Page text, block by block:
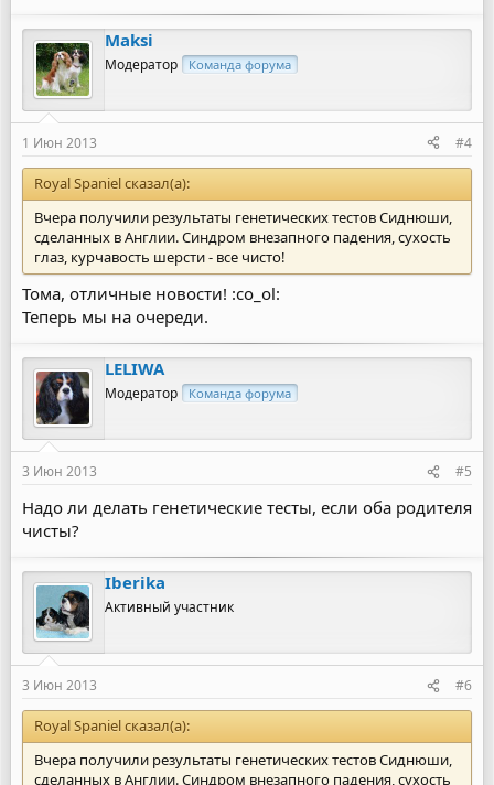
Maksi
Модератор Команда форума
1 Июн 2013 #4
Royal Spaniel сказал(а):
Вчера получили результаты генетических тестов Сиднюши,
сделанных в Англии. Синдром внезапного падения, сухость
глаз, курчавость шерсти - все чисто!
Тома, отличные новости! :co_ol:
Теперь мы на очереди.
LELIWA
Модератор Команда форума
3 Июн 2013 #5
Надо ли делать генетические тесты, если оба родителя
чисты?
Iberika
Активный участник
3 Июн 2013 #6
Royal Spaniel сказал(а):
Вчера получили результаты генетических тестов Сиднюши,
сделанных в Англии. Синдром внезапного падения, сухость